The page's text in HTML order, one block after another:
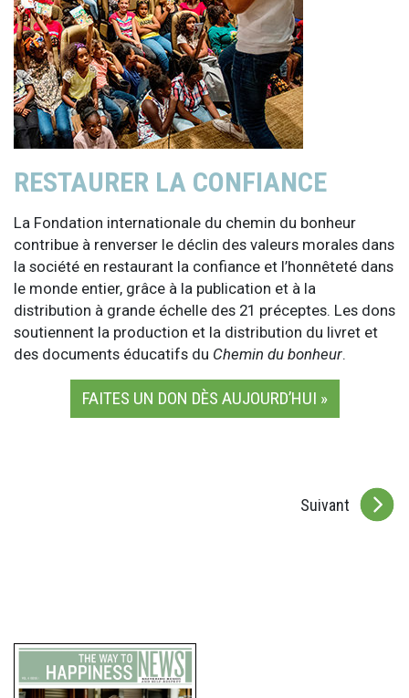
RESTAURER LA CONFIANCE
La Fondation internationale du chemin du bonheur
contribue à renverser le déclin des valeurs morales dans
la société en restaurant la confiance et l’honnêteté dans
le monde entier, grâce à la publication et à la
distribution à grande échelle des 21 préceptes. Les dons
soutiennent la production et la distribution du livret et
des documents éducatifs du Chemin du bonheur.
FAITES UN DON DÈS AUJOURD’HUI »
Suivant